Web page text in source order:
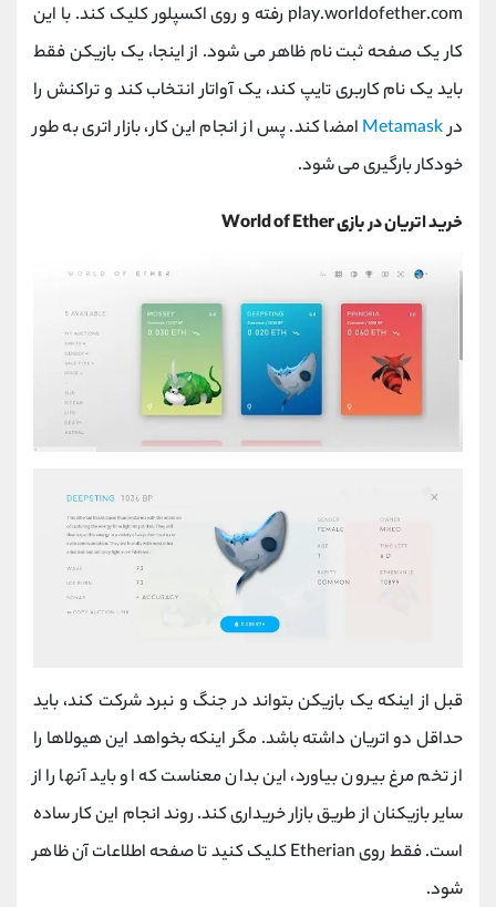
play.worldofether.com رفته و روی اکسپلور کلیک کند. با این
کار یک صفحه ثبت نام ظاهر می شود. از اینجا، یک بازیکن فقط
باید یک نام کاربری تایپ کند، یک آواتار انتخاب کند و تراکنش را
درMetamask امضا کند. پس از انجام این کار، بازار اتری به طور
خودکار بارگیری می شود.
خرید اتریان در بازی World of Ether
قبل از اینکه یک بازیکن بتواند در جنگ و نبرد شرکت کند، باید
حداقل دو اتریان داشته باشد. مگر اینکه بخواهد این هیولاها را
از تخم مرغ بیرون بیاورد، این بدان معناست که او باید آنها را از
سایر بازیکنان از طریق بازار خریداری کند. روند انجام این کار ساده
است. فقط روی Etherian کلیک کنید تا صفحه اطلاعات آن ظاهر
شود.